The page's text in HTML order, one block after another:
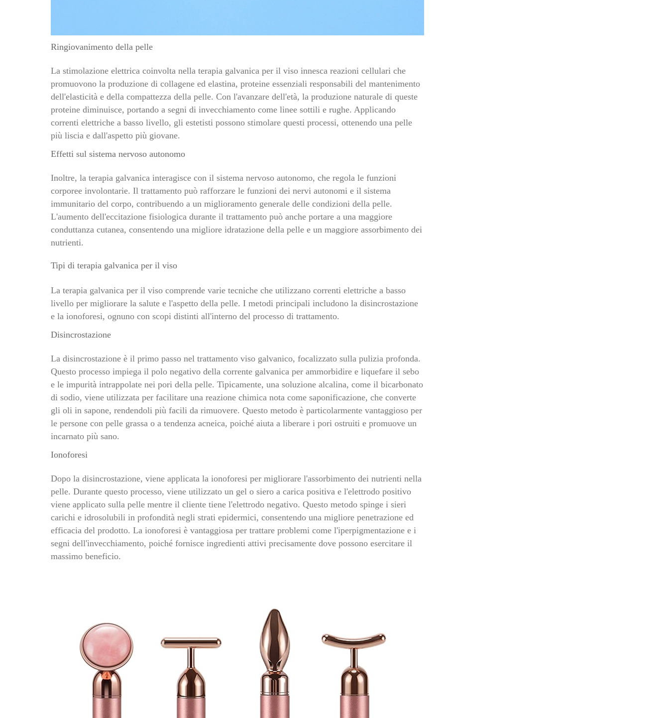
Ringiovanimento della pelle
La stimolazione elettrica coinvolta nella terapia galvanica per il viso innesca reazioni cellulari che
promuovono la produzione di collagene ed elastina, proteine essenziali responsabili del mantenimento
dell'elasticità e della compattezza della pelle. Con l'avanzare dell'età, la produzione naturale di queste
proteine diminuisce, portando a segni di invecchiamento come linee sottili e rughe. Applicando
correnti elettriche a basso livello, gli estetisti possono stimolare questi processi, ottenendo una pelle
più liscia e dall'aspetto più giovane.
Effetti sul sistema nervoso autonomo
Inoltre, la terapia galvanica interagisce con il sistema nervoso autonomo, che regola le funzioni
corporee involontarie. Il trattamento può rafforzare le funzioni dei nervi autonomi e il sistema
immunitario del corpo, contribuendo a un miglioramento generale delle condizioni della pelle.
L'aumento dell'eccitazione fisiologica durante il trattamento può anche portare a una maggiore
conduttanza cutanea, consentendo una migliore idratazione della pelle e un maggiore assorbimento dei
nutrienti.
Tipi di terapia galvanica per il viso
La terapia galvanica per il viso comprende varie tecniche che utilizzano correnti elettriche a basso
livello per migliorare la salute e l'aspetto della pelle. I metodi principali includono la disincrostazione
e la ionoforesi, ognuno con scopi distinti all'interno del processo di trattamento.
Disincrostazione
La disincrostazione è il primo passo nel trattamento viso galvanico, focalizzato sulla pulizia profonda.
Questo processo impiega il polo negativo della corrente galvanica per ammorbidire e liquefare il sebo
e le impurità intrappolate nei pori della pelle. Tipicamente, una soluzione alcalina, come il bicarbonato
di sodio, viene utilizzata per facilitare una reazione chimica nota come saponificazione, che converte
gli oli in sapone, rendendoli più facili da rimuovere. Questo metodo è particolarmente vantaggioso per
le persone con pelle grassa o a tendenza acneica, poiché aiuta a liberare i pori ostruiti e promuove un
incarnato più sano.
Ionoforesi
Dopo la disincrostazione, viene applicata la ionoforesi per migliorare l'assorbimento dei nutrienti nella
pelle. Durante questo processo, viene utilizzato un gel o siero a carica positiva e l'elettrodo positivo
viene applicato sulla pelle mentre il cliente tiene l'elettrodo negativo. Questo metodo spinge i sieri
carichi e idrosolubili in profondità negli strati epidermici, consentendo una migliore penetrazione ed
efficacia del prodotto. La ionoforesi è vantaggiosa per trattare problemi come l'iperpigmentazione e i
segni dell'invecchiamento, poiché fornisce ingredienti attivi precisamente dove possono esercitare il
massimo beneficio.